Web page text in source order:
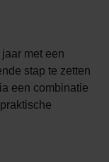
met een
stap te zetten
een combinatie